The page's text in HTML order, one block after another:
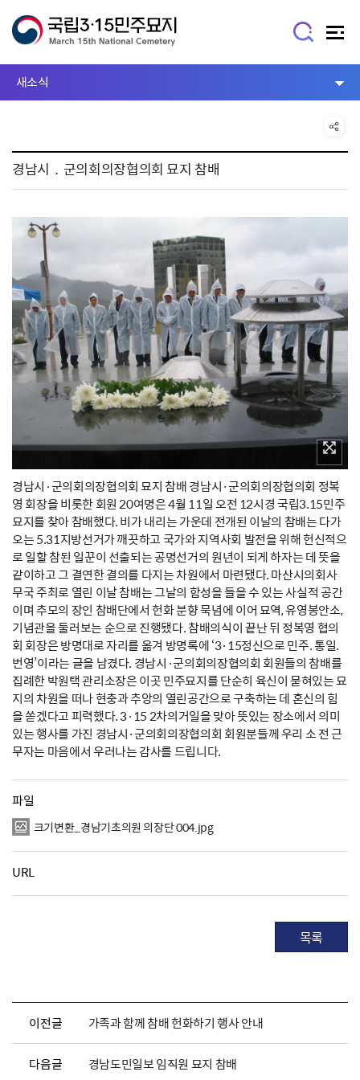
새소식
경남시．군의회의장협의회 묘지 참배
경남시·군의회의장협의회 묘지 참배 경남시·군의회의장협의회 정복
영 회장을 비롯한 회원 20여명은 4월 11일 오전 12시경 국립3.15민주
묘지를 찾아 참배했다. 비가 내리는 가운데 전개된 이날의 참배는 다가
오는 5.31지방선거가 깨끗하고 국가와 지역사회 발전을 위해 헌신적으
로 일할 참된 일꾼이 선출되는 공명선거의 원년이 되게 하자는 데 뜻을
같이하고 그 결연한 결의를 다지는 차원에서 마련됐다. 마산시의회사
무국 주최로 열린 이날 참배는 그날의 함성을 들을 수 있는 사실적 공간
이며 추모의 장인 참배단에서 헌화 분향 묵념에 이어 묘역, 유영봉안소,
기념관을 둘러보는 순으로 진행됐다. 참배의식이 끝난 뒤 정복영 협의
회 회장은 방명대로 자리를 옮겨 방명록에 ‘3·15정신으로 민주. 통일.
번영’이라는 글을 남겼다. 경남시·군의회의장협의회 회원들의 참배를
집례한 박원택 관리소장은 이곳 민주묘지를 단순히 육신이 묻혀있는 묘
지의 차원을 떠나 현충과 추앙의 열린공간으로 구축하는 데 혼신의 힘
을 쏟겠다고 피력했다. 3·15 2차의거일을 맞아 뜻있는 장소에서 의미
있는 행사를 가진 경남시·군의회의장협의회 회원분들께 우리 소 전 근
무자는 마음에서 우러나는 감사를 드립니다.
파일
크기변환_경남기초의원 의장단 004.jpg
URL
목록
이전글 가족과 함께 참배 헌화하기 행사 안내
다음글 경남도민일보 임직원 묘지 참배